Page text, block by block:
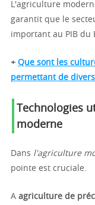
L'agriculture
garantit que le
important au PIB du
+ Que sont les
permettant de
Technologies
moderne
Dans l'agriculture
pointe est cruciale.
A agriculture de